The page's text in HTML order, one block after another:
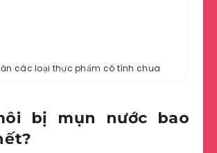
ăn các loại thực phẩm có tính chua
bị mụn nước bao